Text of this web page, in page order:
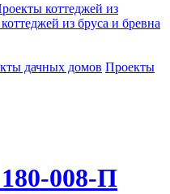
коттеджей из
из бруса и бревна
дачных домов Проекты
008-П